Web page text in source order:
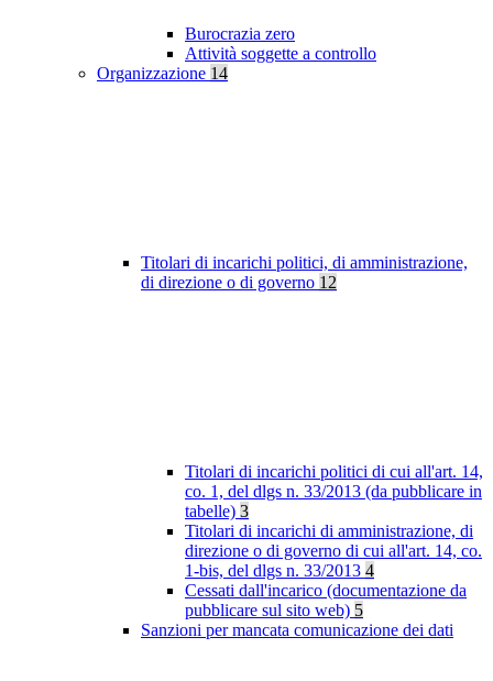
Burocrazia zero
Attività soggette a controllo
Organizzazione 14
Titolari di incarichi politici, di amministrazione,
di direzione o di governo 12
Titolari di incarichi politici di cui all'art. 14,
co. 1, del dlgs n. 33/2013 (da pubblicare in
tabelle) 3
Titolari di incarichi di amministrazione, di
direzione o di governo di cui all'art. 14, co.
1-bis, del dlgs n. 33/2013 4
Cessati dall'incarico (documentazione da
pubblicare sul sito web) 5
Sanzioni per mancata comunicazione dei dati